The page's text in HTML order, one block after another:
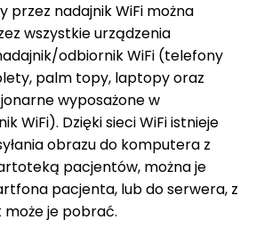
przez nadajnik WiFi można
wszystkie urządzenia
odbiornik WiFi (telefony
palm topy, laptopy oraz
wyposażone w
WiFi). Dzięki sieci WiFi istnieje
obrazu do komputera z
pacjentów, można je
pacjenta, lub do serwera, z
je pobrać.